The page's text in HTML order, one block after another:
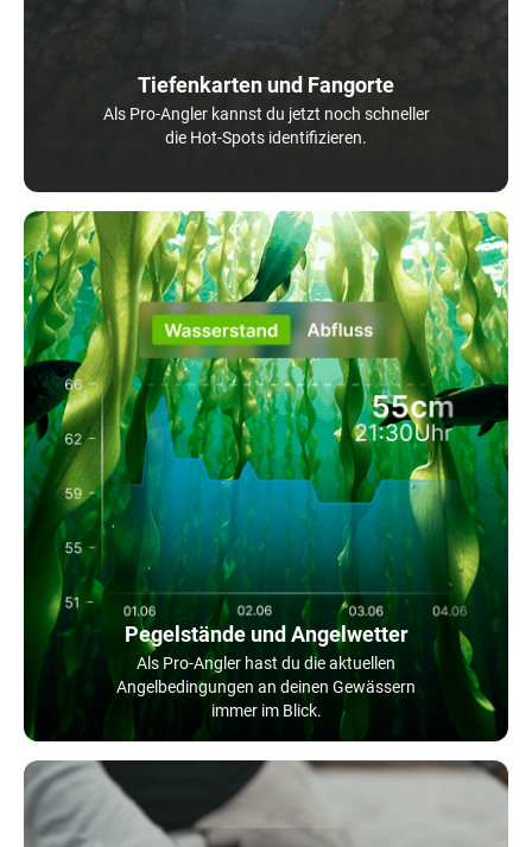
Tiefenkarten und Fangorte
Als Pro-Angler kannst du jetzt noch schneller
die Hot-Spots identifizieren.
Pegelstände und Angelwetter
Als Pro-Angler hast du die aktuellen
Angelbedingungen an deinen Gewässern
immer im Blick.